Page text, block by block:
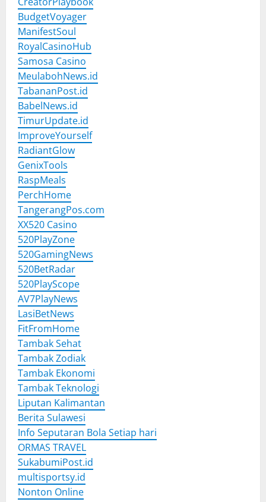
BudgetVoyager
ManifestSoul
RoyalCasinoHub
Samosa Casino
MeulabohNews.id
TabananPost.id
BabelNews.id
TimurUpdate.id
ImproveYourself
RadiantGlow
GenixTools
RaspMeals
PerchHome
TangerangPos.com
XX520 Casino
520PlayZone
520GamingNews
520BetRadar
520PlayScope
AV7PlayNews
LasiBetNews
FitFromHome
Tambak Sehat
Tambak Zodiak
Tambak Ekonomi
Tambak Teknologi
Liputan Kalimantan
Berita Sulawesi
Info Seputaran Bola Setiap hari
ORMAS TRAVEL
SukabumiPost.id
multisportsy.id
Nonton Online